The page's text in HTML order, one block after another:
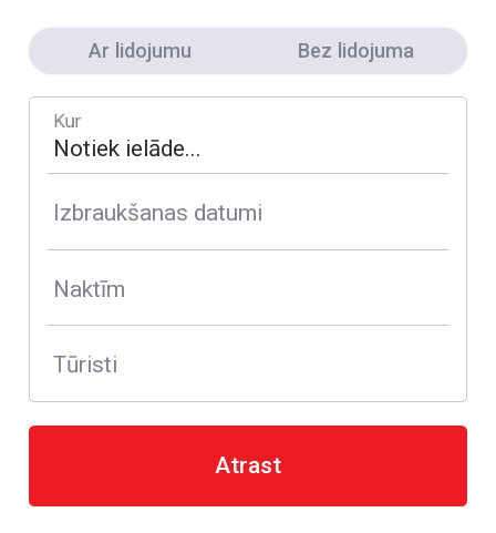
Ar lidojumu Bez lidojuma
Kur
Izbraukšanas datumi
Naktīm
Tūristi
Atrast